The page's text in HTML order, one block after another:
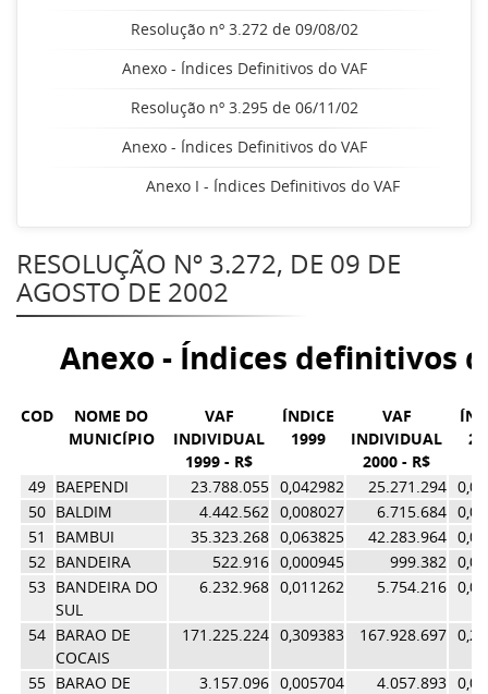
Resolução nº 3.272 de 09/08/02
Anexo - Índices Definitivos do VAF
Resolução nº 3.295 de 06/11/02
Anexo - Índices Definitivos do VAF
Anexo I - Índices Definitivos do VAF
RESOLUÇÃO Nº 3.272, DE 09 DE
AGOSTO DE 2002
Anexo - Índices definitivos
COD
NOME DO
MUNICÍPIO
VAF
INDIVIDUAL
1999 - R$
ÍNDICE
1999
VAF
INDIVIDUAL
2000 - R$
49 BAEPENDI 23.788.055 0,042982 25.271.294
50 BALDIM 4.442.562 0,008027 6.715.684
51
BAMBUI 35.323.268 0,063825 42.283.964
52 BANDEIRA 522.916 0,000945 999.382
53 BANDEIRA DO
SUL
6.232.968 0,011262 5.754.216
54 BARAO DE
COCAIS
171.225.224 0,309383 167.928.697
55 BARAO DE
3.157.096 0,005704 4.057.893